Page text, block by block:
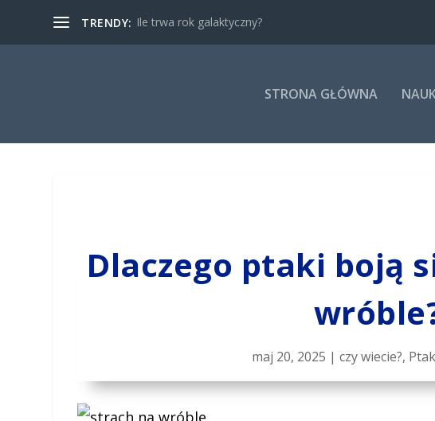
TRENDY: Ile trwa rok galaktyczny?
STRONA GŁÓWNA
Dlaczego ptaki boją
maj 20, 2025 |czy wiecie?,